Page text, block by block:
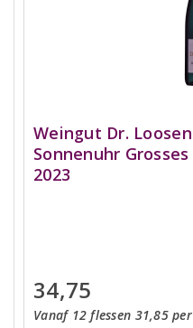
Weingut Dr.
Sonnenuhr
2023
34,75
Vanaf 12 flessen 31,85